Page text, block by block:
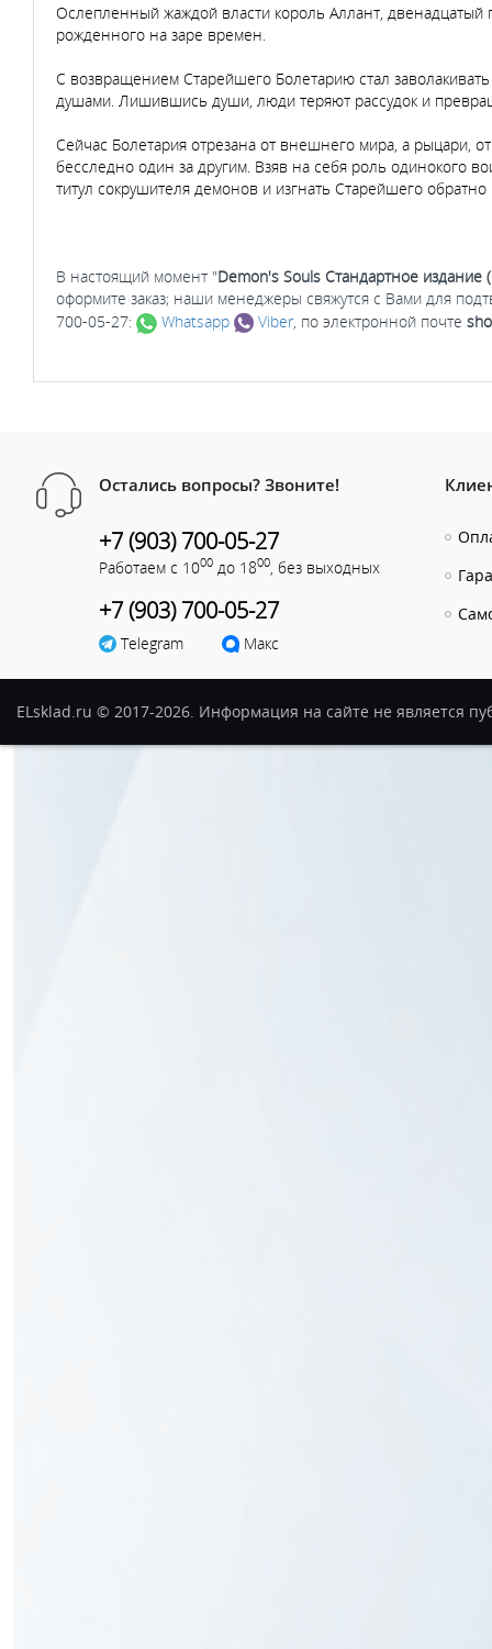
Ослепленный жаждой власти король Аллант,
рожденного на заре времен.
С возвращением Старейшего Болетарию стал
душами. Лишившись души, люди теряют рассудок и
Сейчас Болетария отрезана от внешнего мира, а рыцари,
бесследно один за другим. Взяв на себя роль одинокого
титул сокрушителя демонов и изгнать Старейшего
В настоящий момент "Demon's Souls Стандартное издание
оформите заказ; наши менеджеры свяжутся с Вами для
700-05-27:
Whatsapp Viber, по электронной почте
Остались вопросы? Звоните!
+7 (903) 700-05-27
Работаем с 1000 до 1800 , без выходных
+7 (903) 700-05-27
Telegram Макс
ELsklad.ru © 2017-2026. Информация на сайте не является